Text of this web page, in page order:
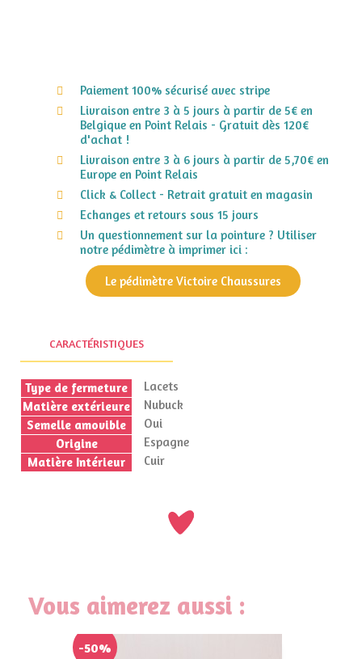
Paiement 100% sécurisé avec stripe
Livraison entre 3 à 5 jours à partir de 5€ en
Belgique en Point Relais - Gratuit dès 120€
d'achat !
Livraison entre 3 à 6 jours à partir de 5,70€ en
Europe en Point Relais
Click & Collect - Retrait gratuit en magasin
Echanges et retours sous 15 jours
Un questionnement sur la pointure ? Utiliser
notre pédimètre à imprimer ici :
Le pédimètre Victoire Chaussures
CARACTÉRISTIQUES
Type de fermeture
Lacets
Matière extérieure
Nubuck
Semelle amovible
Oui
Origine
Espagne
Matière Intérieur
Cuir
Vous aimerez aussi :
-50%